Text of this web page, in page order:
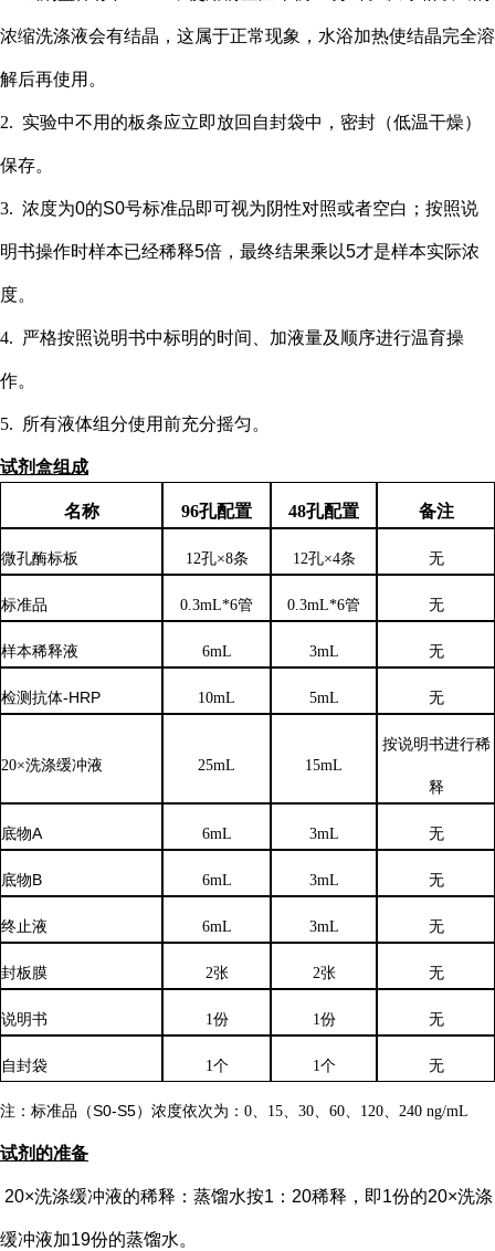
浓缩洗涤液会有结晶，这属于正常现象，水浴加热使结晶完全溶
解后再使用。
2. 实验中不用的板条应立即放回自封袋中，密封（低温干燥）
保存。
3. 浓度为0的S0号标准品即可视为阴性对照或者空白；按照说
明书操作时样本已经稀释5倍，最终结果乘以5才是样本实际浓
度。
4. 严格按照说明书中标明的时间、加液量及顺序进行温育操
作。
5. 所有液体组分使用前充分摇匀。
试剂盒组成
名称 96孔配置 48孔配置 备注
微孔酶标板 12孔×8条 12孔×4条 无
标准品 0.3mL*6管 0.3mL*6管 无
样本稀释液 6mL 3mL 无
检测抗体-HRP 10mL 5mL 无
20×洗涤缓冲液 25mL 15mL
按说明书进行稀
释
底物A 6mL 3mL 无
底物B 6mL 3mL 无
终止液 6mL 3mL 无
封板膜 2张 2张 无
说明书 1份 1份 无
自封袋 1个 1个 无
注：标准品（S0-S5）浓度依次为： 0、15、30、60、120、240 ng/mL
试剂的准备
20×洗涤缓冲液的稀释：蒸馏水按1：20稀释，即1份的20×洗涤
缓冲液加19份的蒸馏水。